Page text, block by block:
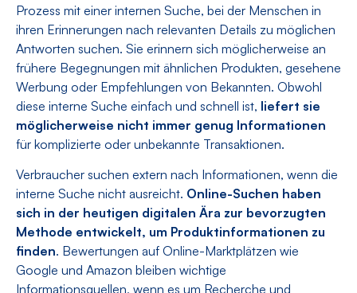
Prozess mit einer internen Suche, bei der Menschen in
ihren Erinnerungen nach relevanten Details zu möglichen
Antworten suchen. Sie erinnern sich möglicherweise an
frühere Begegnungen mit ähnlichen Produkten, gesehene
Werbung oder Empfehlungen von Bekannten. Obwohl
diese interne Suche einfach und schnell ist, liefert sie
möglicherweise nicht immer genug Informationen
für komplizierte oder unbekannte Transaktionen.
Verbraucher suchen extern nach Informationen, wenn die
interne Suche nicht ausreicht. Online-Suchen haben
sich in der heutigen digitalen Ära zur bevorzugten
Methode entwickelt, um Produktinformationen zu
finden. Bewertungen auf Online-Marktplätzen wie
Google und Amazon bleiben wichtige
Informationsquellen, wenn es um Recherche und